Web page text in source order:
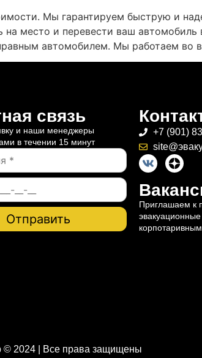
Мы гарантируем быструю и
место и перевести ваш автомобиль
автомобилем. Мы работаем во
связь
и наши менеджеры
в течении 15 минут
+7 (901)
Приглашаем к
© 2024 | Все права защищены